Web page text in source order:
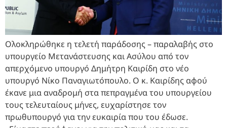
Ολοκληρώθηκε η τελετή παράδοσης – παραλαβής στο
υπουργείο Μετανάστευσης και Ασύλου από τον
απερχόμενο υπουργό Δημήτρη Καιρίδη στο νέο
υπουργό Νίκο Παναγιωτόπουλο. Ο κ. Καιρίδης αφού
έκανε μια αναδρομή στα πεπραγμένα του υπουργείου
τους τελευταίους μήνες, ευχαρίστησε τον
πρωθυπουργό για την ευκαιρία που του έδωσε.